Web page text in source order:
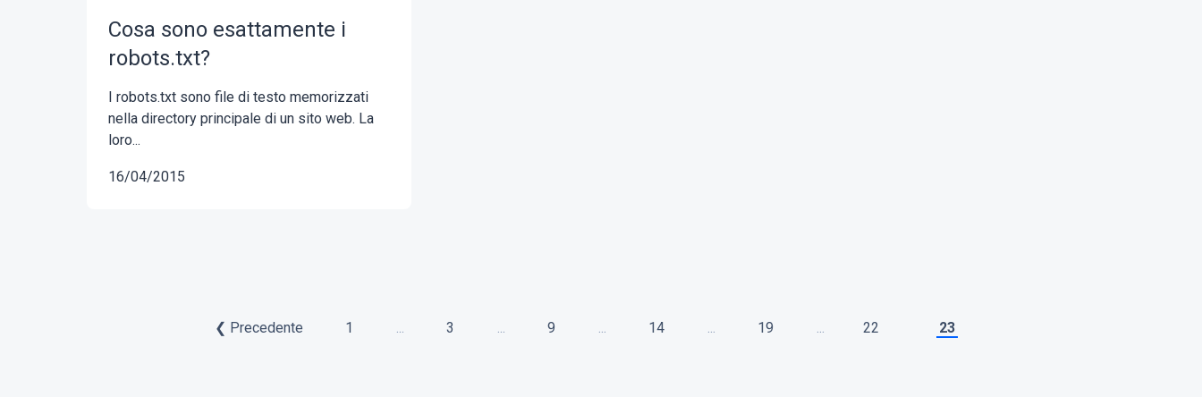
Cosa sono esattamente i
robots.txt?
I robots.txt sono file di testo memorizzati
nella directory principale di un sito web. La
loro...
16/04/2015
❮ Precedente 1 ... 3 ... 9 ... 14 ... 19 ... 22 23